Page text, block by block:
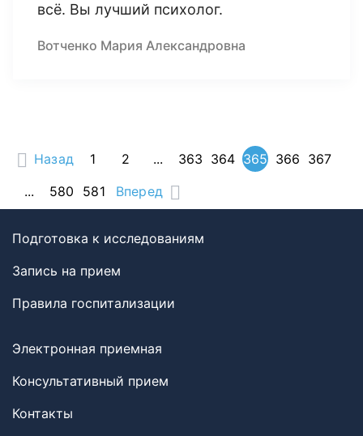
всё. Вы лучший психолог.
Вотченко Мария Александровна
Назад 1 2 ... 363 364 365 366 367
...
580 581 Вперед
Подготовка к исследованиям
Запись на прием
Правила госпитализации
Электронная приемная
Консультативный прием
Контакты